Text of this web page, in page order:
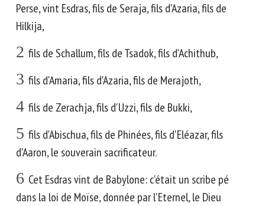
Perse, vint Esdras, fils de Seraja, fils d'Azaria, fils de
Hilkija,
2 fils de Schallum, fils de Tsadok, fils d'Achithub,
3 fils d'Amaria, fils d'Azaria, fils de Merajoth,
4 fils de Zerachja, fils d'Uzzi, fils de Bukki,
5 fils d'Abischua, fils de Phinées, fils d'Eléazar, fils
d'Aaron, le souverain sacrificateur.
6 Cet Esdras vint de Babylone: c'était un scribe pé
dans la loi de Moïse, donnée par l'Eternel, le Dieu